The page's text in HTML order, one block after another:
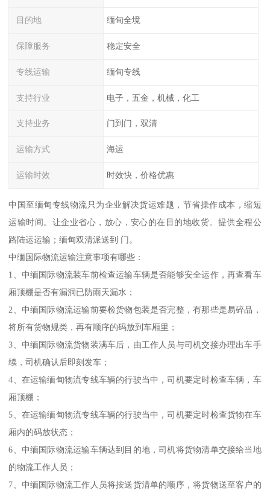
目的地 缅甸全境
保障服务 稳定安全
专线运输 缅甸专线
支持行业 电子，五金，机械，化工
支持业务 门到门，双清
运输方式 海运
运输时效 时效快，价格优惠
中国至缅甸专线物流只为企业解决货运难题，节省操作成本，缩短
运输时间。让企业省心，放心，安心的在目的地收货。提供全程公
路陆运运输；缅甸双清派送到 门。
中缅国际物流运输注意事项有哪些：
1、中缅国际物流装车前检查运输车辆是否能够安全运作，再查看车
厢顶棚是否有漏洞已防雨天漏水；
2、中缅国际物流运输前要检货物包装是否完整，有那些是易碎品，
将所有货物规类，再有顺序的码放到车厢里；
3、中缅国际物流货物装满车后，由工作人员与司机交接办理出车手
续，司机确认后即刻发车；
4、在运输缅甸物流专线车辆的行驶当中，司机要定时检查车辆，车
厢顶棚；
5、在运输缅甸物流专线车辆的行驶当中，司机要定时检查货物在车
厢内的码放状态；
6、中缅国际物流运输车辆达到目的地，司机将货物清单交接给当地
的物流工作人员；
7、中缅国际物流工作人员将按送货清单的顺序，将货物送至客户的